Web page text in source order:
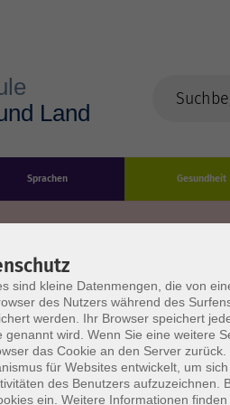
Sprachen Gesundheit
Impressum
sind kleine Datenmengen, die von
des Nutzers während des
werden. Ihr Browser speichert
genannt wird. Wenn Sie eine weitere
das Cookie an den Server
für Websites entwickelt, um
des Benutzers aufzuzeichnen.
ein. Weitere Informationen